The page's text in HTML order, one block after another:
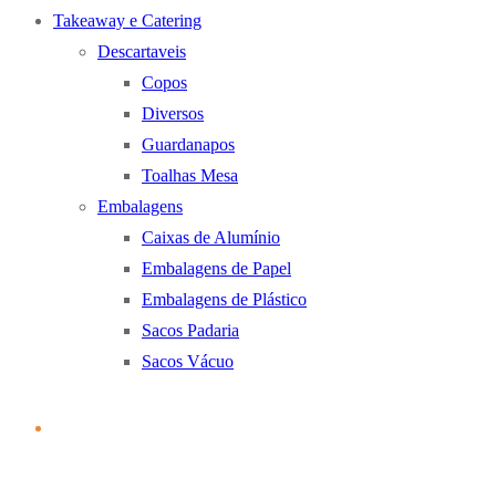
Takeaway e Catering
Descartaveis
Copos
Diversos
Guardanapos
Toalhas Mesa
Embalagens
Caixas de Alumínio
Embalagens de Papel
Embalagens de Plástico
Sacos Padaria
Sacos Vácuo